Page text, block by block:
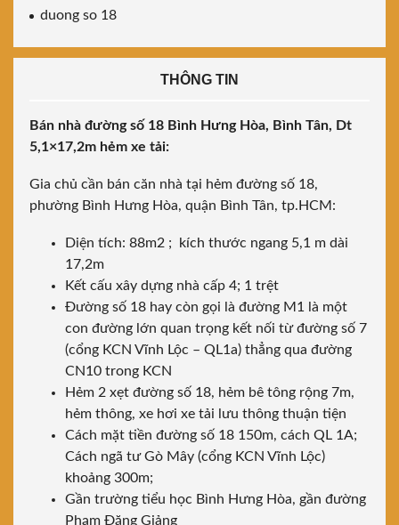
duong so 18
THÔNG TIN
Bán nhà đường số 18 Bình Hưng Hòa, Bình Tân, Dt
5,1×17,2m hẻm xe tải:
Gia chủ cần bán căn nhà tại hẻm đường số 18,
phường Bình Hưng Hòa, quận Bình Tân, tp.HCM:
Diện tích: 88m2 ; kích thước ngang 5,1 m dài
17,2m
Kết cấu xây dựng nhà cấp 4; 1 trệt
Đường số 18 hay còn gọi là đường M1 là một
con đường lớn quan trọng kết nối từ đường số 7
(cổng KCN Vĩnh Lộc – QL1a) thẳng qua đường
CN10 trong KCN
Hẻm 2 xẹt đường số 18, hẻm bê tông rộng 7m,
hẻm thông, xe hơi xe tải lưu thông thuận tiện
Cách mặt tiền đường số 18 150m, cách QL 1A;
Cách ngã tư Gò Mây (cổng KCN Vĩnh Lộc)
khoảng 300m;
Gần trường tiểu học Bình Hưng Hòa, gần đường
Phạm Đăng Giảng